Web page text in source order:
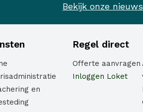
Bekijk onze
en
Regel direct
Offerte aanvragen
Inloggen Loket